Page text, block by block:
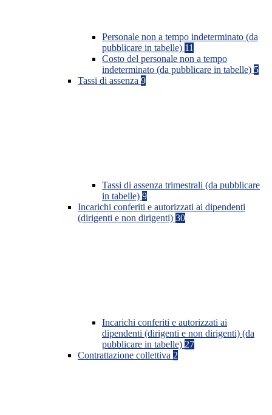
Personale non a tempo indeterminato (da
pubblicare in tabelle) 11
Costo del personale non a tempo
indeterminato (da pubblicare in tabelle) 5
Tassi di assenza 9
Tassi di assenza trimestrali (da pubblicare
in tabelle) 9
Incarichi conferiti e autorizzati ai dipendenti
(dirigenti e non dirigenti) 30
Incarichi conferiti e autorizzati ai
dipendenti (dirigenti e non dirigenti) (da
pubblicare in tabelle) 27
Contrattazione collettiva 2